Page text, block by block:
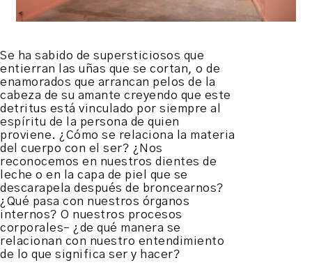
Se ha sabido de supersticiosos que
entierran las uñas que se cortan, o de
enamorados que arrancan pelos de la
cabeza de su amante creyendo que este
detritus está vinculado por siempre al
espíritu de la persona de quien
proviene. ¿Cómo se relaciona la materia
del cuerpo con el ser? ¿Nos
reconocemos en nuestros dientes de
leche o en la capa de piel que se
descarapela después de broncearnos?
¿Qué pasa con nuestros órganos
internos? O nuestros procesos
corporales– ¿de qué manera se
relacionan con nuestro entendimiento
de lo que significa ser y hacer?